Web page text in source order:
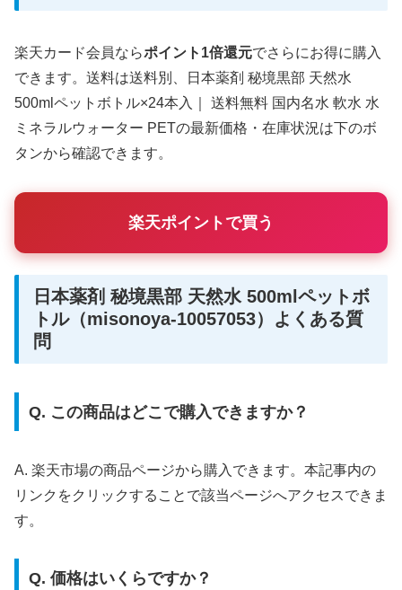
楽天カード会員ならポイント1倍還元でさらにお得に購入
できます。送料は送料別、日本薬剤 秘境黒部 天然水
500mlペットボトル×24本入｜ 送料無料 国内名水 軟水 水
ミネラルウォーター PETの最新価格・在庫状況は下のボ
タンから確認できます。
楽天ポイントで買う
日本薬剤 秘境黒部 天然水 500mlペットボ
トル（misonoya-10057053）よくある質
問
Q. この商品はどこで購入できますか？
A. 楽天市場の商品ページから購入できます。本記事内の
リンクをクリックすることで該当ページへアクセスできま
す。
Q. 価格はいくらですか？